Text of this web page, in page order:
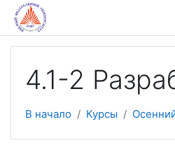
Перейти к основному содержанию
4.1-2
В начало Курсы